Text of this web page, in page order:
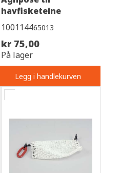
havfisketeine
100114465013
kr 75,00
På lager
Legg i handlekurven